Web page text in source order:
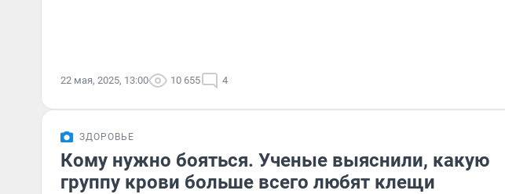
22 мая, 2025, 13:00 10 655 4
ЗДОРОВЬЕ
Кому нужно бояться. Ученые выяснили, какую
группу крови больше всего любят клещи